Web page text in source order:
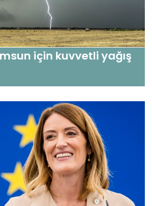
için kuvvetli yağış